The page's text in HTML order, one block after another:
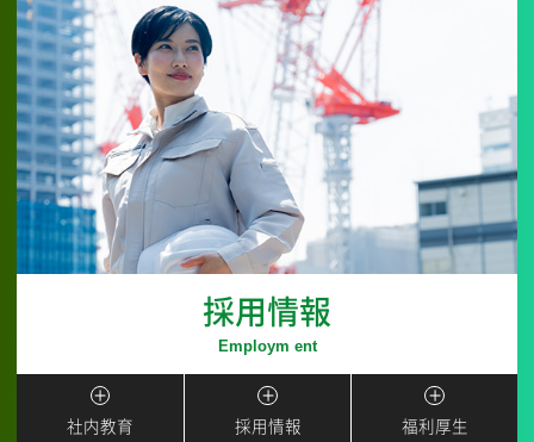
2024.04
高柳カップ2024（春）ミニサッカー大会に協
賛いたしました
高柳カップ2024（U-12）に協賛いたしました
2023.12
常陽銀行とのポジティブ・インパクト・ファ
イナンスによる融資契約締結について
採用情報
社内教育 採用情報 福利厚生